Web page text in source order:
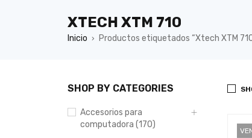
XTECH XTM 710
Inicio › Productos etiquetados “Xtech XTM
SHOP BY CATEGORIES
Accesorios para
computadora (170)